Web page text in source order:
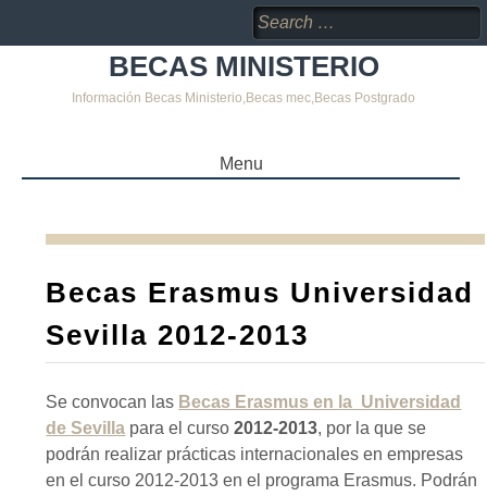
Search
for:
BECAS MINISTERIO
Información Becas Ministerio,Becas mec,Becas Postgrado
Menu
CONTENT
Becas Erasmus Universidad
Sevilla 2012-2013
Se convocan las Becas Erasmus en la Universidad
de Sevilla para el curso2012-2013, por la que se
podrán realizar prácticas internacionales en empresas
en el curso 2012-2013 en el programa Erasmus. Podrán